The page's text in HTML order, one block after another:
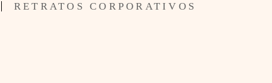
RETRATOS CORPORATIVOS